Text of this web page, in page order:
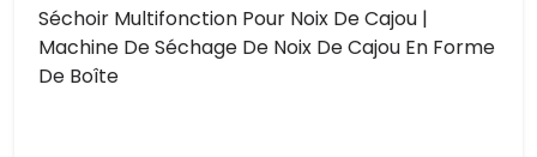
Séchoir Multifonction Pour Noix De Cajou |
Machine De Séchage De Noix De Cajou En Forme
De Boîte